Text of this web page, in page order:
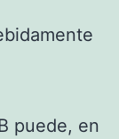
puede, en